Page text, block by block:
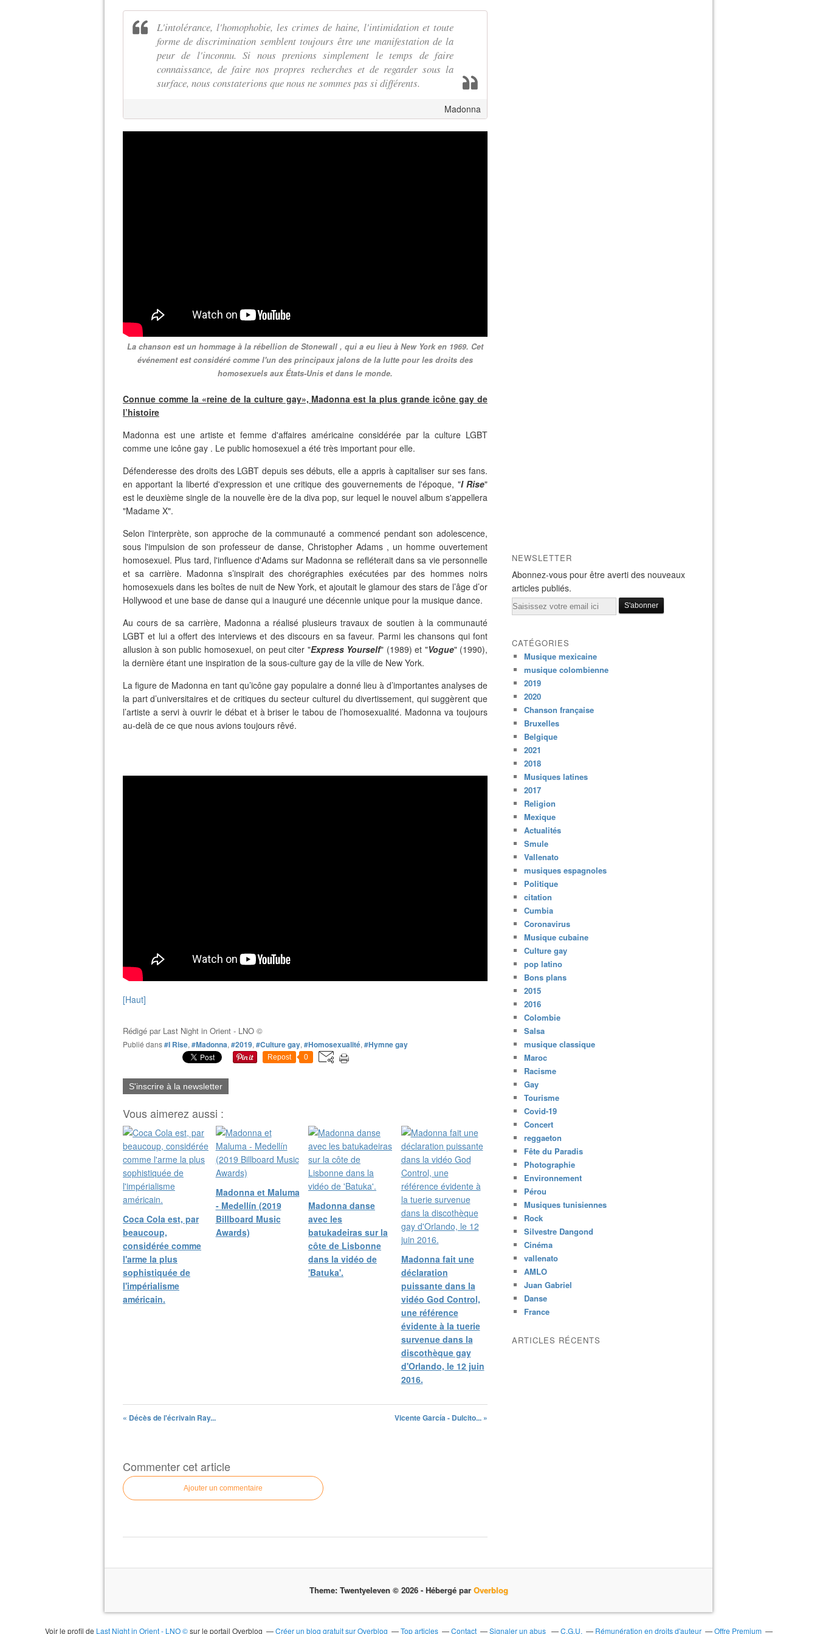
L'intolérance, l'homophobie, les crimes de haine, l'intimidation et toute
forme de discrimination semblent toujours être une manifestation de la
peur de l'inconnu. Si nous prenions simplement le temps de faire
connaissance, de faire nos propres recherches et de regarder sous la
surface, nous constaterions que nous ne sommes pas si différents.
Madonna
La chanson est un hommage à la rébellion de Stonewall , qui a eu lieu à New York en 1969. Cet
événement est considéré comme l'un des principaux jalons de la lutte pour les droits des
homosexuels aux États-Unis et dans le monde.
Connue comme la «reine de la culture gay», Madonna est la plus grande icône gay de
l’histoire
Madonna est une artiste et femme d'affaires américaine considérée par la culture LGBT
comme une icône gay . Le public homosexuel a été très important pour elle.
Défenderesse des droits des LGBT depuis ses débuts, elle a appris à capitaliser sur ses fans.
en apportant la liberté d'expression et une critique des gouvernements de l'époque, "I Rise"
est le deuxième single de la nouvelle ère de la diva pop, sur lequel le nouvel album s'appellera
"Madame X".
Selon l'interprète, son approche de la communauté a commencé pendant son adolescence,
sous l'impulsion de son professeur de danse, Christopher Adams , un homme ouvertement
homosexuel. Plus tard, l'influence d'Adams sur Madonna se refléterait dans sa vie personnelle
et sa carrière. Madonna s’inspirait des chorégraphies exécutées par des hommes noirs
homosexuels dans les boîtes de nuit de New York, et ajoutait le glamour des stars de l’âge d’or
Hollywood et une base de danse qui a inauguré une décennie unique pour la musique dance.
Au cours de sa carrière, Madonna a réalisé plusieurs travaux de soutien à la communauté
LGBT et lui a offert des interviews et des discours en sa faveur. Parmi les chansons qui font
allusion à son public homosexuel, on peut citer "Express Yourself" (1989) et "Vogue" (1990),
la dernière étant une inspiration de la sous-culture gay de la ville de New York.
La figure de Madonna en tant qu’icône gay populaire a donné lieu à d’importantes analyses de
la part d’universitaires et de critiques du secteur culturel du divertissement, qui suggèrent que
l’artiste a servi à ouvrir le débat et à briser le tabou de l’homosexualité. Madonna va toujours
au-delà de ce que nous avions toujours rêvé.
[Haut]
Rédigé par Last Night in Orient - LNO ©
Publié dans#I Rise, #Madonna, #2019, #Culture gay, #Homosexualité, #Hymne gay
Repost 0
S'inscrire à la newsletter
Vous aimerez aussi :
Coca Cola est, par
beaucoup,
considérée comme
l'arme la plus
sophistiquée de
l'impérialisme
américain.
Madonna et Maluma
- Medellín (2019
Billboard Music
Awards)
Madonna danse
avec les
batukadeiras sur la
côte de Lisbonne
dans la vidéo de
'Batuka'.
Madonna fait une
déclaration
puissante dans la
vidéo God Control,
une référence
évidente à la tuerie
survenue dans la
discothèque gay
d'Orlando, le 12 juin
2016.
« Décès de l'écrivain Ray... Vicente García - Dulcito... »
Commenter cet article
Ajouter un commentaire
NEWSLETTER
Abonnez-vous pour être averti des nouveaux
articles publiés.
Email
CATÉGORIES
Musique mexicaine
musique colombienne
2019
2020
Chanson française
Bruxelles
Belgique
2021
2018
Musiques latines
2017
Religion
Mexique
Actualités
Smule
Vallenato
musiques espagnoles
Politique
citation
Cumbia
Coronavirus
Musique cubaine
Culture gay
pop latino
Bons plans
2015
2016
Colombie
Salsa
musique classique
Maroc
Racisme
Gay
Tourisme
Covid-19
Concert
reggaeton
Fête du Paradis
Photographie
Environnement
Pérou
Musiques tunisiennes
Rock
Silvestre Dangond
Cinéma
vallenato
AMLO
Juan Gabriel
Danse
France
ARTICLES RÉCENTS
Theme: Twentyeleven © 2026 - Hébergé par Overblog
Voir le profil de Last Night in Orient - LNO ©sur le portail Overblog Créer un blog gratuit sur Overblog Top articles Contact Signaler un abus C.G.U. Rémunération en droits d'auteur Offre Premium